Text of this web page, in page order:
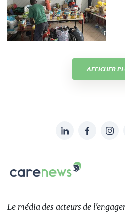
AFFICHER
sur:
LinkedInFacebook
Carenews,
Le
des
Le média des acteurs de